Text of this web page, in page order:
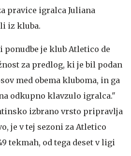
pravice igralca Juliana
iz kluba.
ponudbe je klub Atletico de
za predlog, ki je bil podan
med obema kluboma, in ga
odkupno klavzulo igralca."
izbrano vrsto pripravlja
je v tej sezoni za Atletico
tekmah, od tega deset v ligi